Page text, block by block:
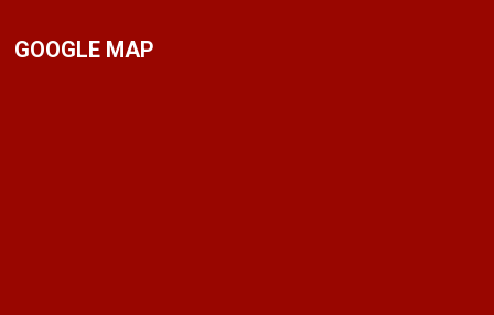
GOOGLE MAP